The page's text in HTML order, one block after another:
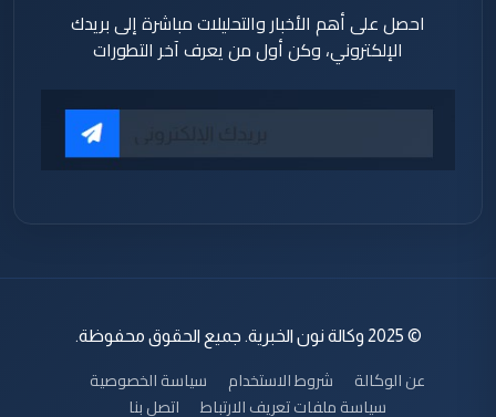
احصل على أهم الأخبار والتحليلات مباشرة إلى بريدك
الإلكتروني، وكن أول من يعرف آخر التطورات
© 2025 وكالة نون الخبرية. جميع الحقوق محفوظة.
عن الوكالة شروط الاستخدام
سياسة الخصوصية
سياسة ملفات تعريف الارتباط
اتصل بنا